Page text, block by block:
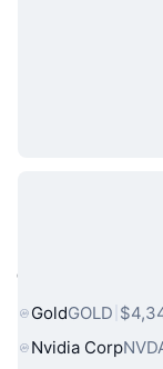
लोकप्रिय
GoldGOLD
Nvidia Corp